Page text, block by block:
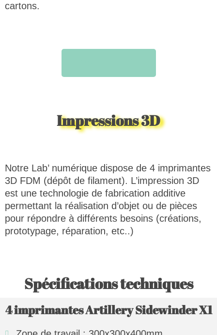
cartons.
Impressions 3D
Notre Lab’ numérique dispose de 4 imprimantes
3D FDM (dépôt de filament). L’impression 3D
est une technologie de fabrication additive
permettant la réalisation d’objet ou de pièces
pour répondre à différents besoins (créations,
prototypage, réparation, etc..)
Spécifications techniques
4 imprimantes Artillery Sidewinder X1